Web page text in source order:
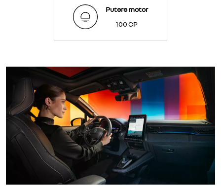
Putere motor
100 CP